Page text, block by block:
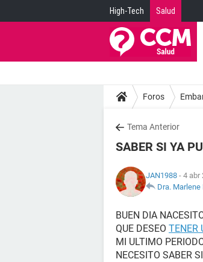
High-Tech Salud
Foros
Tema Anterior
SABER SI YA
JAN1988 - 4 abr
Dra.
BUEN DIA
QUE DESEO TENER
MI ULTIMO
NECESITO SABER